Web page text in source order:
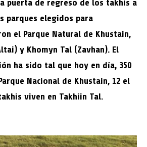
puerta de regreso de los takhis a
parques elegidos para
el Parque Natural de Khustain,
y Khomyn Tal (Zavhan). El
ha sido tal que hoy en día, 350
Nacional de Khustain, 12 el
viven en Takhiin Tal.